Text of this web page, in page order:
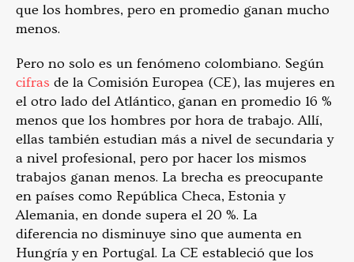
que los hombres, pero en promedio ganan mucho
menos.
Pero no solo es un fenómeno colombiano. Según
cifras de la Comisión Europea (CE), las mujeres en
el otro lado del Atlántico, ganan en promedio 16 %
menos que los hombres por hora de trabajo. Allí,
ellas también estudian más a nivel de secundaria y
a nivel profesional, pero por hacer los mismos
trabajos ganan menos. La brecha es preocupante
en países como República Checa, Estonia y
Alemania, en donde supera el 20 %. La
diferencia no disminuye sino que aumenta en
Hungría y en Portugal. La CE estableció que los